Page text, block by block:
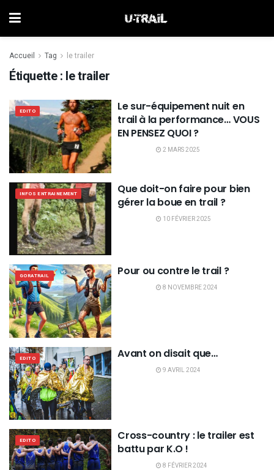
Accueil Tag le trailer
Étiquette : le trailer
EDITO
Le sur-équipement nuit en
trail à la performance… VOUS
EN PENSEZ QUOI ?
2 MARS 2025
INFOS ENTRAINEMENT
Que doit-on faire pour bien
gérer la boue en trail ?
10 FÉVRIER 2025
GORATRAIL Pour ou contre le trail ?
8 NOVEMBRE 2024
EDITO Avant on disait que…
9 AVRIL 2024
EDITO
Cross-country : le trailer est
battu par K.O !
8 FÉVRIER 2024